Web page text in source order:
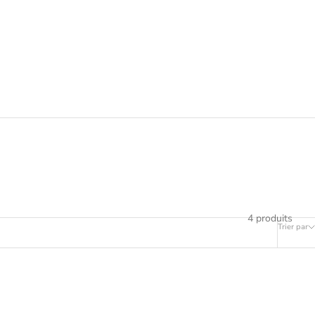
Trier par
4 produits